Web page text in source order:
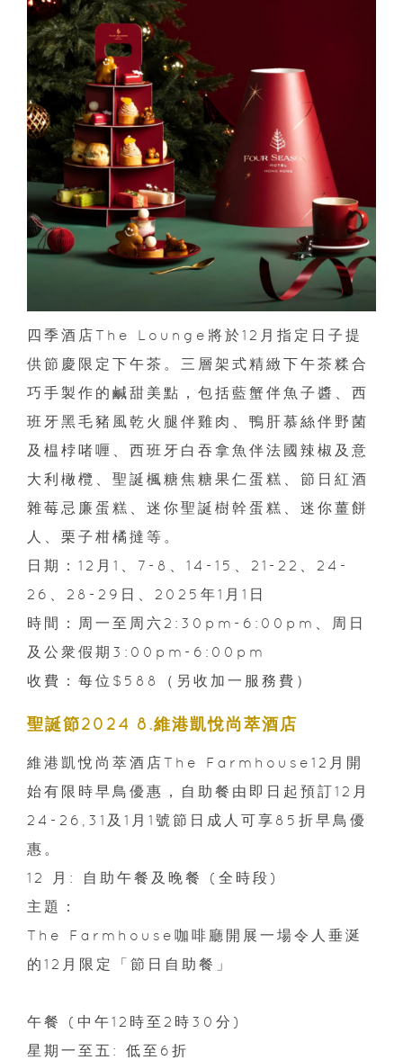
四季酒店The Lounge將於12月指定日子提
供節慶限定下午茶。三層架式精緻下午茶糅合
巧手製作的鹹甜美點，包括藍蟹伴魚子醬、西
班牙黑毛豬風乾火腿伴雞肉、鴨肝慕絲伴野菌
及榅桲啫喱、西班牙白吞拿魚伴法國辣椒及意
大利橄欖、聖誕楓糖焦糖果仁蛋糕、節日紅酒
雜莓忌廉蛋糕、迷你聖誕樹幹蛋糕、迷你薑餅
人、栗子柑橘撻等。
日期：12月1、7-8、14-15、21-22、24-
26、28-29日、2025年1月1日
時間：周一至周六2:30pm-6:00pm、周日
及公衆假期3:00pm-6:00pm
收費：每位$588（另收加一服務費）
聖誕節2024 8.維港凱悅尚萃酒店
維港凱悅尚萃酒店The Farmhouse12月開
始有限時早鳥優惠，自助餐由即日起預訂12月
24-26,31及1月1號節日成人可享85折早鳥優
惠。
12 月: 自助午餐及晚餐 (全時段)
主題：
The Farmhouse咖啡廳開展一場令人垂涎
的12月限定「節日自助餐」
午餐 (中午12時至2時30分)
星期一至五: 低至6折